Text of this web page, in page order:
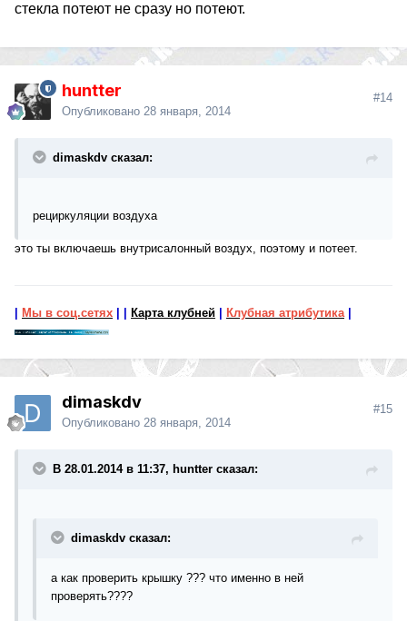
стекла потеют не сразу но потеют.
huntter
Опубликовано 28 января, 2014
#14
dimaskdv сказал:
рециркуляции воздуха
это ты включаешь внутрисалонный воздух, поэтому и потеет.
Мы в соц.сетях Карта клубней Клубная атрибутика|
dimaskdv
Опубликовано 28 января, 2014
#15
В 28.01.2014 в 11:37, huntter сказал:
dimaskdv сказал:
а как проверить крышку ??? что именно в ней
проверять????